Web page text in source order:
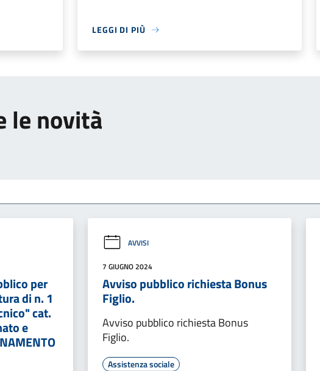
LEGGI DI PIÙ
le novità
per
di n. 1
cat.
e
AVVISI
7 GIUGNO 2024
Avviso pubblico richiesta Bonus
Figlio.
Avviso pubblico richiesta Bonus
Figlio.
Assistenza sociale